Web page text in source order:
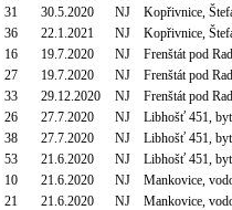
31 30.5.2020 NJ
Kopřivnice,
36 22.1.2021 NJ
Kopřivnice,
16 19.7.2020 NJ
Frenštát pod
27 19.7.2020 NJ
Frenštát pod
33 29.12.2020 NJ
Frenštát pod
26 27.7.2020 NJ
Libhošť 451,
38 27.7.2020 NJ
Libhošť 451,
53 21.6.2020 NJ
Libhošť 451,
10 21.6.2020 NJ
Mankovice,
21 21.6.2020 NJ
Mankovice,